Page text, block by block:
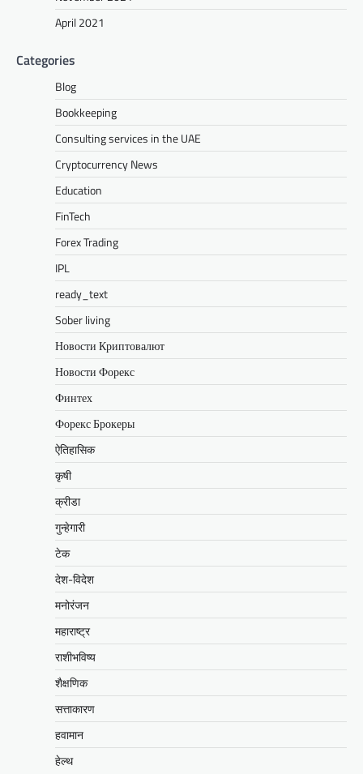
April 2021
Categories
Blog
Bookkeeping
Consulting services in the UAE
Cryptocurrency News
Education
FinTech
Forex Trading
IPL
ready_text
Sober living
Новости Криптовалют
Новости Форекс
Финтех
Форекс Брокеры
ऐतिहासिक
कृषी
क्रीडा
गुन्हेगारी
टेक
देश-विदेश
मनोरंजन
महाराष्ट्र
राशीभविष्य
शैक्षणिक
सत्ताकारण
हवामान
हेल्थ